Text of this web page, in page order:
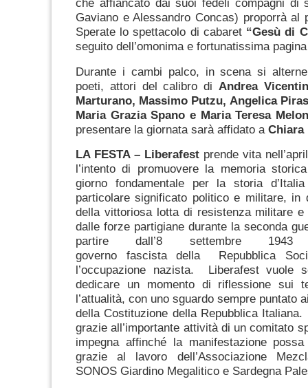
che affiancato dai suoi fedeli compagni di
Gaviano e Alessandro Concas) proporrà al
Sperate lo spettacolo di cabaret “Gesù di
seguito dell’omonima e fortunatissima
Durante i cambi palco, in scena si
poeti, attori del calibro di Andrea
Marturano, Massimo Putzu, Angelica
Maria Grazia Spano e Maria Teresa
presentare la giornata sarà affidato a Chiara
LA FESTA – Liberafest prende vita
l’intento di promuovere la memoria
giorno fondamentale per la storia
particolare significato politico e militare, in
della vittoriosa lotta di resistenza militare e
dalle forze partigiane durante la seconda
partire dall’8 settembre
governo fascista della Repubblica
l’occupazione nazista. Liberafest vuole
dedicare un momento di riflessione sui
l’attualità, con uno sguardo sempre puntato
della Costituzione della Repubblica Italiana.
grazie all’importante attività di un comitato
impegna affinché la manifestazione
grazie al lavoro dell’Associazione
SONOS Giardino Megalitico e Sardegna